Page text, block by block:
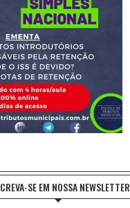
SE EM NOSSA NEWSLETTER